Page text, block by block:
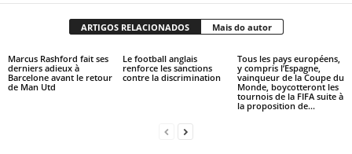
ARTIGOS RELACIONADOS Mais do autor
Marcus Rashford fait ses
derniers adieux à
Barcelone avant le retour
de Man Utd
Le football anglais
renforce les sanctions
contre la discrimination
Tous les pays européens,
y compris l’Espagne,
vainqueur de la Coupe du
Monde, boycotteront les
tournois de la FIFA suite à
la proposition de...